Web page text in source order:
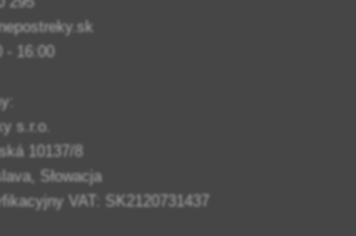
- 16:00
s.r.o.
10137/8
Słowacja
VAT: SK2120731437